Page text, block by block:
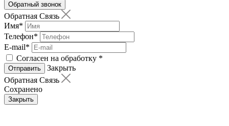
Обратный звонок
Обратная Связь
Имя*
Телефон*
E-mail*
Согласен на обработку *
Отправить
Закрыть
Обратная Связь
Сохранено
Закрыть